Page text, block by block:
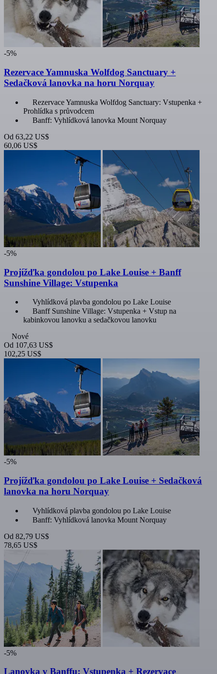
-5%
Rezervace Yamnuska Wolfdog Sanctuary +
Sedačková lanovka na horu Norquay
Rezervace Yamnuska Wolfdog Sanctuary: Vstupenka +
Prohlídka s průvodcem
Banff: Vyhlídková lanovka Mount Norquay
Od 63,22 US$
60,06 US$
-5%
Projížďka gondolou po Lake Louise + Banff
Sunshine Village: Vstupenka
Vyhlídková plavba gondolou po Lake Louise
Banff Sunshine Village: Vstupenka + Vstup na
kabinkovou lanovku a sedačkovou lanovku
Nové
Od 107,63 US$
102,25 US$
-5%
Projížďka gondolou po Lake Louise + Sedačková
lanovka na horu Norquay
Vyhlídková plavba gondolou po Lake Louise
Banff: Vyhlídková lanovka Mount Norquay
Od 82,79 US$
78,65 US$
-5%
Lanovka v Banffu: Vstupenka + Rezervace